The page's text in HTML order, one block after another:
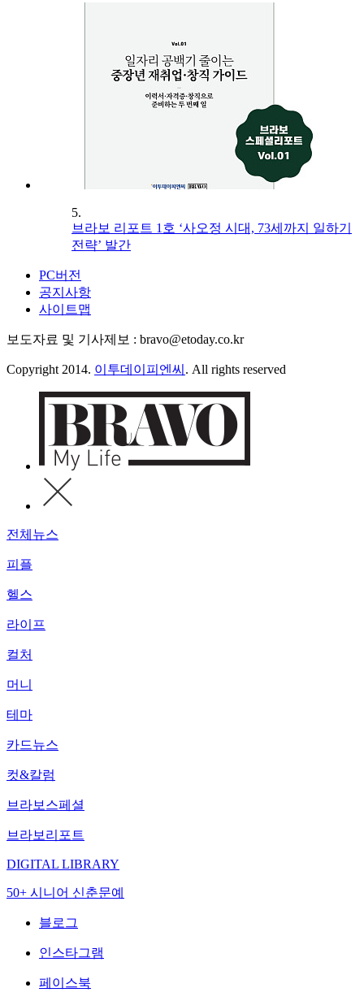
5.
브라보 리포트 1호 ‘사오정 시대, 73세까지 일하기
전략’ 발간
PC버전
공지사항
사이트맵
보도자료 및 기사제보 : bravo@etoday.co.kr
Copyright 2014. 이투데이피엔씨 . All rights reserved
전체뉴스
피플
헬스
라이프
컬처
머니
테마
카드뉴스
컷&칼럼
브라보스페셜
브라보리포트
DIGITAL LIBRARY
50+ 시니어 신춘문예
블로그
인스타그램
페이스북